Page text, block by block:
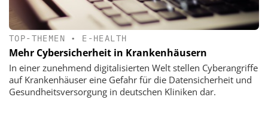
TOP-THEMEN • E-HEALTH
Mehr Cybersicherheit in Krankenhäusern
In einer zunehmend digitalisierten Welt stellen Cyberangriffe
auf Krankenhäuser eine Gefahr für die Datensicherheit und
Gesundheitsversorgung in deutschen Kliniken dar.